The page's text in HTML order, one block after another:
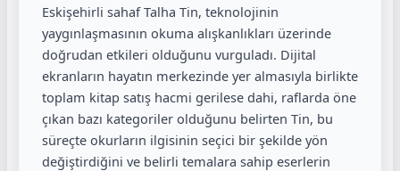
Eskişehirli sahaf Talha Tin, teknolojinin
yaygınlaşmasının okuma alışkanlıkları üzerinde
doğrudan etkileri olduğunu vurguladı. Dijital
ekranların hayatın merkezinde yer almasıyla birlikte
toplam kitap satış hacmi gerilese dahi, raflarda öne
çıkan bazı kategoriler olduğunu belirten Tin, bu
süreçte okurların ilgisinin seçici bir şekilde yön
değiştirdiğini ve belirli temalara sahip eserlerin